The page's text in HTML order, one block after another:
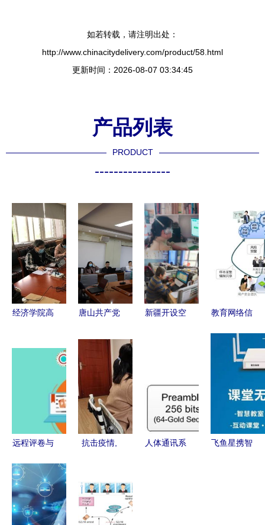
如若转载，请注明出处：
http://www.chinacitydelivery.com/product/58.html
更新时间：2026-08-07 03:34:45
产品列表
PRODUCT
----------------
经济学院高
2020年研
远程技术教
育护航公平
与公正
唐山共产党
网络远程技
术教育 赋
能党员成长
新路径
新疆开设空
络远程技术
教育的创新
实践
教育网络信
闭环思维与
远程技术筑
远程评卷与
网络阅卷系
统 减轻评
阅人员负担
抗击疫情,
保障线上教
学质量,重
人体通讯系
飞鱼星携智